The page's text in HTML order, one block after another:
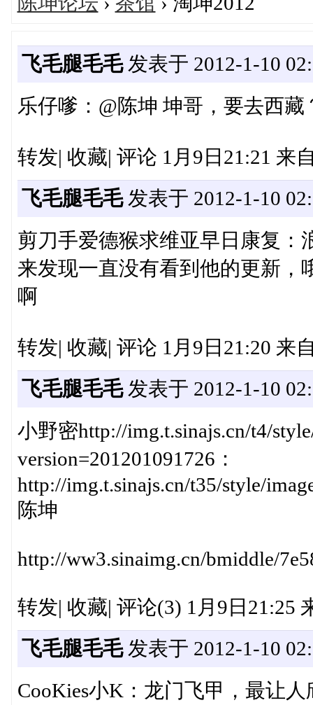
飞毛腿毛毛发表于 2012-1-10
乐仔嗲：@陈坤 坤哥，要去西藏
转发| 收藏| 评论 1月9日21:21 来
飞毛腿毛毛发表于 2012-1-10
剪刀手爱德猴求维亚早日康复：
来发现一直没有看到他的更新，
啊
转发| 收藏| 评论 1月9日21:20 来
飞毛腿毛毛发表于 2012-1-10
小野密http://img.t.sinajs.cn/t4/
version=201201091726：
http://img.t.sinajs.cn/t35/style/
陈坤
http://ww3.sinaimg.cn/bmiddle/
转发| 收藏| 评论(3) 1月9日21:25
飞毛腿毛毛发表于 2012-1-10
CooKies小K：龙门飞甲，最让